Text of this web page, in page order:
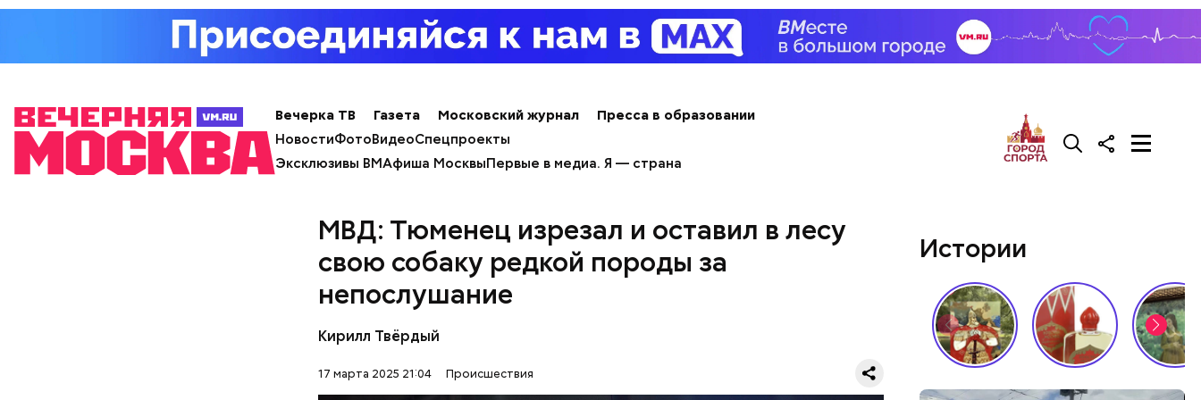
Вечерка ТВ Газета Московский журнал
Пресса в образовании
НовостиФотоВидеоСпецпроекты
Эксклюзивы ВМАфиша МосквыПервые в медиа. Я — страна
МВД: Тюменец изрезал и оставил в лесу
свою собаку редкой породы за
непослушание
Кирилл Твёрдый
17 марта 2025 21:04 Происшествия
Кто еще был жертвой Миссюры
Школы единоборств. Тогда неизвестный несколько раз выстрелил в
спортсмена из травматического пистолета, а боец
ответ.
Истории